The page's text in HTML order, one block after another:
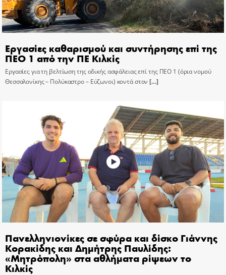
Εργασίες καθαρισμού και συντήρησης επί της
ΠΕΟ 1 από την ΠΕ Κιλκίς
Εργασίες για τη βελτίωση της οδικής ασφάλειας επί της ΠΕΟ 1 (όρια νομού
Θεσσαλονίκης – Πολύκαστρο – Εύζωνοι) κοντά στον […]
Πανελληνιονίκες σε σφύρα και δίσκο Γιάννης
Κορακίδης και Δημήτρης Παυλίδης:
«Μητρόπολη» στα αθλήματα ρίψεων το
Κιλκίς